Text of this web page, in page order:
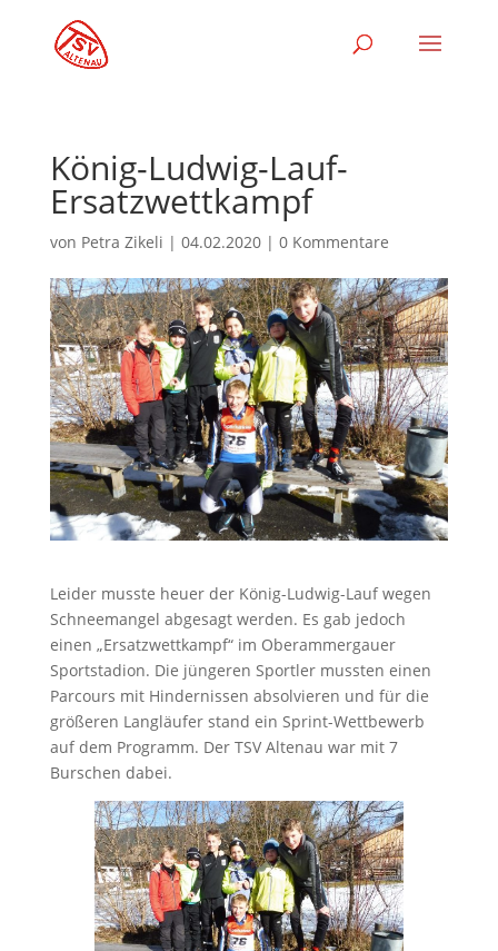
König-Ludwig-Lauf-
Ersatzwettkampf
von Petra Zikeli | 04.02.2020| 0 Kommentare
Leider musste heuer der König-Ludwig-Lauf wegen
Schneemangel abgesagt werden. Es gab jedoch
einen „Ersatzwettkampf“ im Oberammergauer
Sportstadion. Die jüngeren Sportler mussten einen
Parcours mit Hindernissen absolvieren und für die
größeren Langläufer stand ein Sprint-Wettbewerb
auf dem Programm. Der TSV Altenau war mit 7
Burschen dabei.